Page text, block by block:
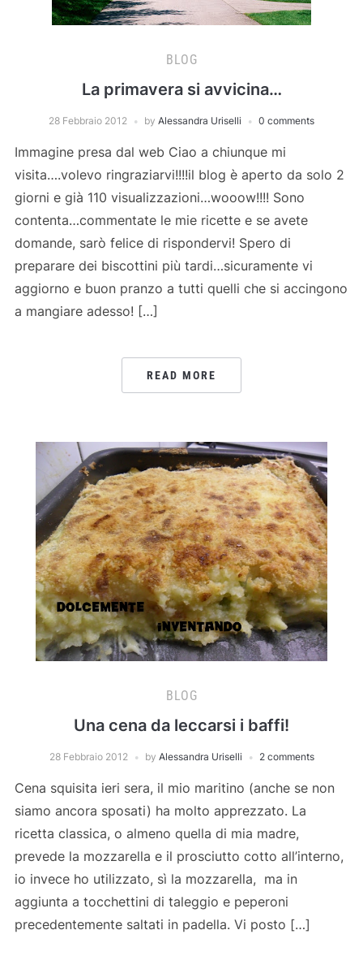
BLOG
La primavera si avvicina…
28 Febbraio 2012 by Alessandra Uriselli 0 comments
Immagine presa dal web Ciao a chiunque mi
visita….volevo ringraziarvi!!!!il blog è aperto da solo 2
giorni e già 110 visualizzazioni…wooow!!!! Sono
contenta…commentate le mie ricette e se avete
domande, sarò felice di rispondervi! Spero di
preparare dei biscottini più tardi…sicuramente vi
aggiorno e buon pranzo a tutti quelli che si accingono
a mangiare adesso! […]
READ MORE
BLOG
Una cena da leccarsi i baffi!
28 Febbraio 2012 by Alessandra Uriselli 2 comments
Cena squisita ieri sera, il mio maritino (anche se non
siamo ancora sposati) ha molto apprezzato. La
ricetta classica, o almeno quella di mia madre,
prevede la mozzarella e il prosciutto cotto all’interno,
io invece ho utilizzato, sì la mozzarella, ma in
aggiunta a tocchettini di taleggio e peperoni
precedentemente saltati in padella. Vi posto […]